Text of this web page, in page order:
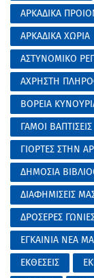
ΑΡΚΑΔΙΚΑ
ΑΡΚΑΔΙΚΑ ΧΩΡΙΑ
ΑΣΤΥΝΟΜΙΚΟ
ΑΧΡΗΣΤΗ
ΒΟΡΕΙΑ
ΓΑΜΟΙ ΒΑΠΤΙΣΕΙΣ
ΓΙΟΡΤΕΣ ΣΤΗΝ
ΔΗΜΟΣΙΑ
ΔΙΑΦΗΜΙΣΕΙΣ
ΔΡΟΣΕΡΕΣ
ΕΓΚΑΙΝΙΑ ΝΕΑ
ΕΚΘΕΣΕΙΣ